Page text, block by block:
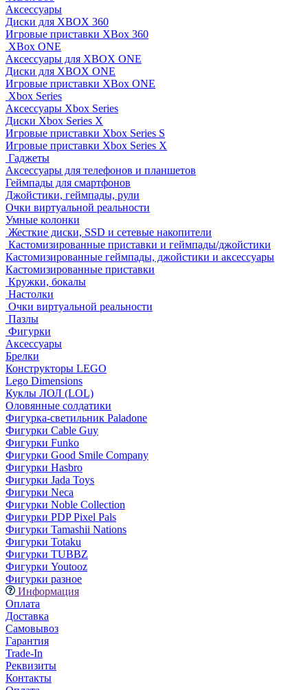
Аксессуары
Диски для XBOX 360
Игровые приставки XBox 360
XBox ONE
Аксессуары для XBOX ONE
Диски для XBOX ONE
Игровые приставки XBox ONE
Xbox Series
Аксессуары Xbox Series
Диски Xbox Series X
Игровые приставки Xbox Series S
Игровые приставки Xbox Series X
Гаджеты
Аксессуары для телефонов и планшетов
Геймпады для смартфонов
Джойстики, геймпады, рули
Очки виртуальной реальности
Умные колонки
Жесткие диски, SSD и сетевые накопители
Кастомизированные приставки и геймпады/джойстики
Кастомизированные геймпады, джойстики и аксессуары
Кастомизированные приставки
Кружки, бокалы
Настолки
Очки виртуальной реальности
Пазлы
Фигурки
Аксессуары
Брелки
Конструкторы LEGO
Lego Dimensions
Куклы ЛОЛ (LOL)
Оловянные солдатики
Фигурка-светильник Paladone
Фигурки Cable Guy
Фигурки Funko
Фигурки Good Smile Company
Фигурки Hasbro
Фигурки Jada Toys
Фигурки Neca
Фигурки Noble Collection
Фигурки PDP Pixel Pals
Фигурки Tamashii Nations
Фигурки Totaku
Фигурки TUBBZ
Фигурки Youtooz
Фигурки разное
Информация
Оплата
Доставка
Самовывоз
Гарантия
Trade-In
Реквизиты
Контакты